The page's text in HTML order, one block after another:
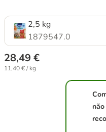
2,5 kg
1879547.0
28,49 €
11,40 € / kg
não